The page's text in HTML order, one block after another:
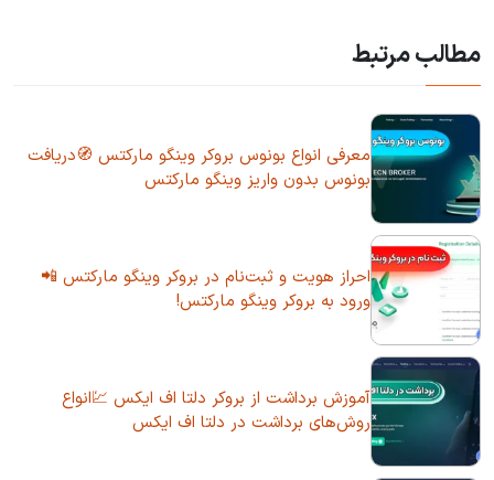
مطالب مرتبط
معرفی انواع بونوس بروکر وینگو مارکتس 🧭دریافت
بونوس بدون واریز وینگو مارکتس
احراز هویت و ثبت‌نام در بروکر وینگو مارکتس 📲
ورود به بروکر وینگو مارکتس!
آموزش برداشت از بروکر دلتا اف ایکس 💹انواع
روش‌های برداشت در دلتا اف ایکس